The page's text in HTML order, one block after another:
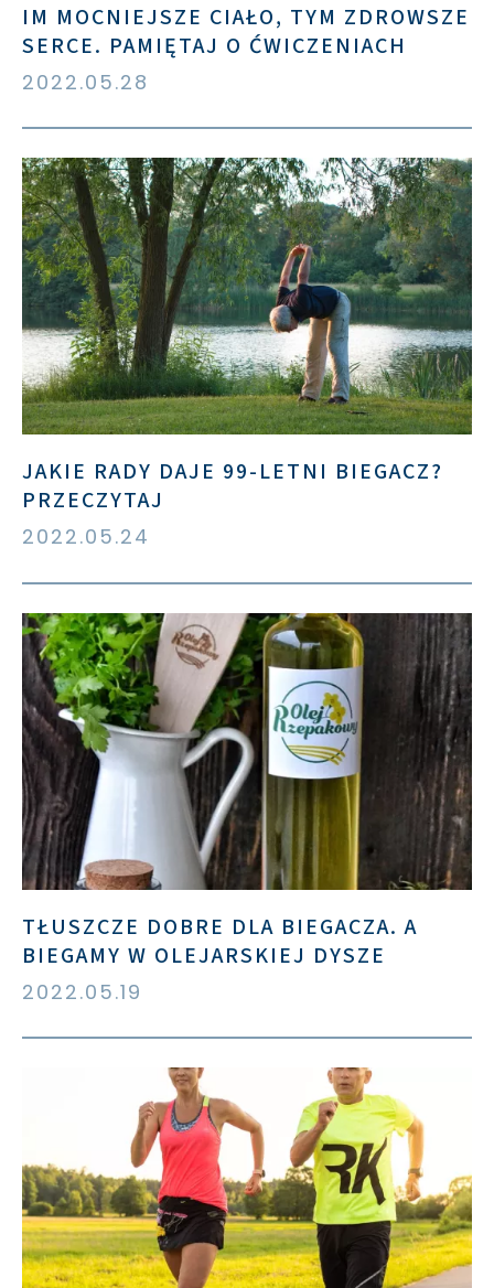
IM MOCNIEJSZE CIAŁO, TYM ZDROWSZE
SERCE. PAMIĘTAJ O ĆWICZENIACH
2022.05.28
JAKIE RADY DAJE 99-LETNI BIEGACZ?
PRZECZYTAJ
2022.05.24
TŁUSZCZE DOBRE DLA BIEGACZA. A
BIEGAMY W OLEJARSKIEJ DYSZE
2022.05.19